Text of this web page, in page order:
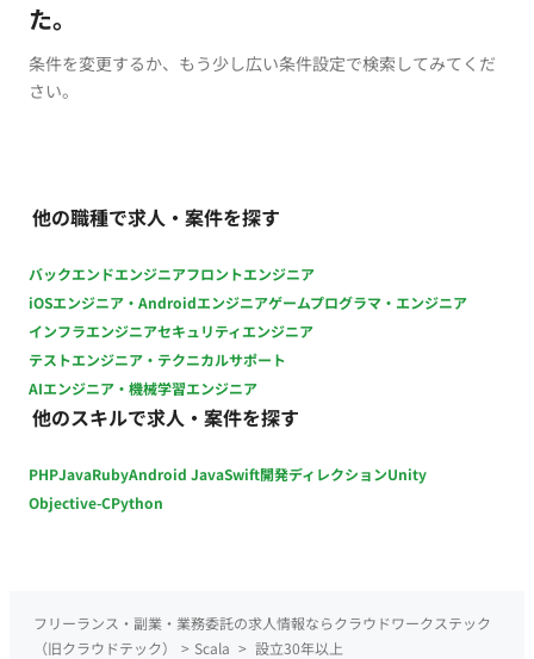
た。
条件を変更するか、もう少し広い条件設定で検索してみてくだ
さい。
他の職種で求人・案件を探す
バックエンドエンジニアフロントエンジニア
iOSエンジニア・Androidエンジニアゲームプログラマ・エンジニア
インフラエンジニアセキュリティエンジニア
テストエンジニア・テクニカルサポート
AIエンジニア・機械学習エンジニア
他のスキルで求人・案件を探す
PHPJavaRubyAndroid JavaSwift開発ディレクションUnity
Objective-CPython
フリーランス・副業・業務委託の求人情報ならクラウドワークステック
（旧クラウドテック）
> Scala > 設立30年以上